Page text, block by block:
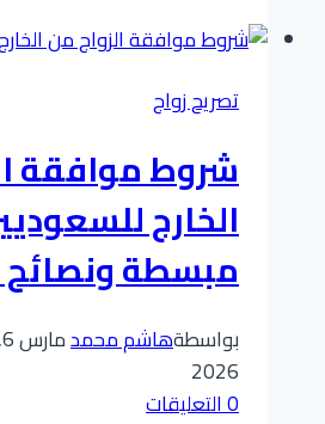
من
خطوات
والتكاليف
(تجنب
التأخير
مع
معقبينا)0561372597
تصريح زواج
شروط موافقة
الخارج
مبسطة
بواسطةهاشم محمدمارس 6, 2026
2026
0 التعليقات